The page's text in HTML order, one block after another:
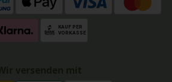
versenden mit